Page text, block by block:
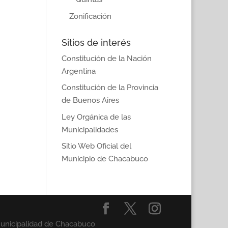
Zonificación
Sitios de interés
Constitución de la Nación
Argentina
Constitución de la Provincia
de Buenos Aires
Ley Orgánica de las
Municipalidades
Sitio Web Oficial del
Municipio de Chacabuco
de Chacabuco